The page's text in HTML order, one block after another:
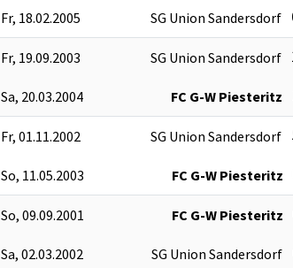
Fr, 18.02.2005 SG Union Sandersdorf
Fr, 19.09.2003 SG Union Sandersdorf
Sa, 20.03.2004 FC G-W Piesteritz
Fr, 01.11.2002 SG Union Sandersdorf
So, 11.05.2003 FC G-W Piesteritz
So, 09.09.2001 FC G-W Piesteritz
Sa, 02.03.2002 SG Union Sandersdorf